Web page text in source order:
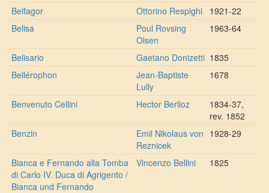
Belfagor
Ottorino Respighi
1921-22
Belisa
Poul Rovsing
Olsen
1963-64
Belisario Gaetano Donizetti 1835
Bellérophon
Jean-Baptiste
Lully
1678
Benvenuto Cellini Hector Berlioz
1834-37,
rev. 1852
Benzin
Emil Nikolaus von
Reznicek
1928-29
Bianca e Fernando alla Tomba
di Carlo IV. Duca di Agrigento /
Bianca und Fernando
Vincenzo Bellini 1825